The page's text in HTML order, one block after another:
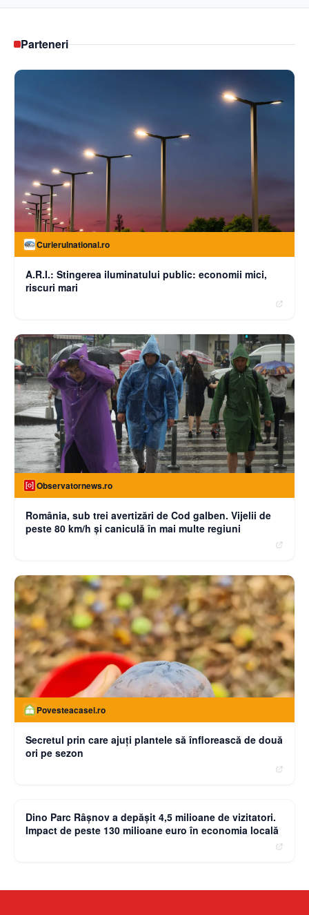
Parteneri
Curierulnational.ro
A.R.I.: Stingerea iluminatului public: economii mici,
riscuri mari
Observatornews.ro
România, sub trei avertizări de Cod galben. Vijelii de
peste 80 km/h şi caniculă în mai multe regiuni
Povesteacasei.ro
Secretul prin care ajuți plantele să înflorească de două
ori pe sezon
Dino Parc Râșnov a depășit 4,5 milioane de vizitatori.
Impact de peste 130 milioane euro în economia locală